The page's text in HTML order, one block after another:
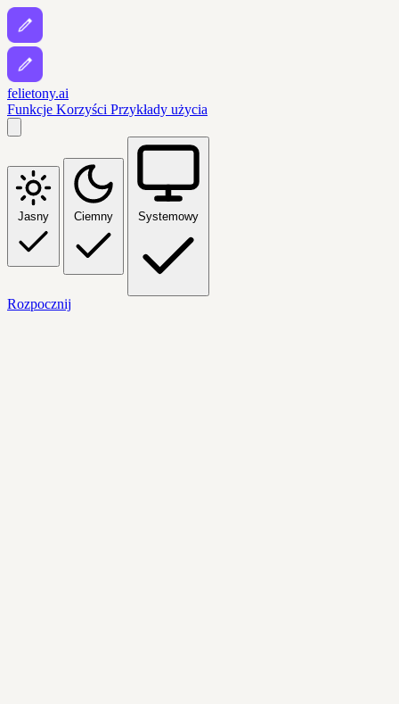
felietony.ai
Funkcje Korzyści Przykłady użycia
Jasny Ciemny Systemowy
Rozpocznij